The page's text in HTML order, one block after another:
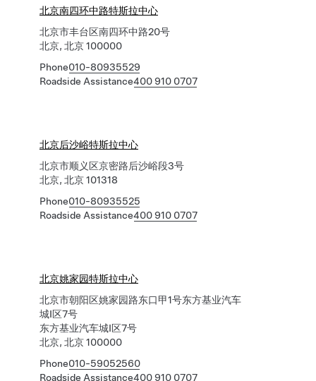
北京南四环中路特斯拉中心
北京市丰台区南四环中路20号
北京, 北京 100000
Phone010-80935529
Roadside Assistance400 910 0707
北京后沙峪特斯拉中心
北京市顺义区京密路后沙峪段3号
北京, 北京 101318
Phone010-80935525
Roadside Assistance400 910 0707
北京姚家园特斯拉中心
北京市朝阳区姚家园路东口甲1号东方基业汽车
城I区7号
东方基业汽车城I区7号
北京, 北京 100000
Phone010-59052560
Roadside Assistance400 910 0707